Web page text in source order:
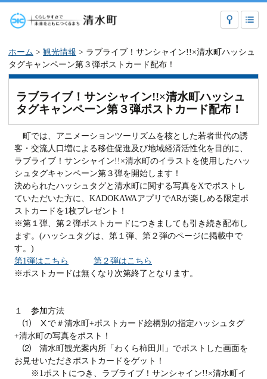
ホーム > 観光情報 > ラブライブ！サンシャイン!!×清水町ハッシュ
タグキャンペーン第３弾ポストカード配布！
ラブライブ！サンシャイン!!×清水町ハッシュ
タグキャンペーン第３弾ポストカード配布！
町では、アニメーションツーリズムを核とした若者世代の誘
客・交流人口増による移住促進及び地域経済活性化を目的に、
ラブライブ！サンシャイン!!×清水町のイラストを使用したハッ
シュタグキャンペーン第３弾を開始します！
決められたハッシュタグと清水町に関する写真をXでポストし
ていただいた方に、KADOKAWAアプリでARが楽しめる限定ポ
ストカードを1枚プレゼント！
※第１弾、第２弾ポストカードにつきましても引き続き配布し
ます。(ハッシュタグは、第１弾、第２弾のページに掲載中で
す。)
第1弾はこちら
第２弾はこちら
※ポストカードは無くなり次第終了となります。
１ 参加方法
⑴ Ⅹで＃清水町+ポストカード絵柄別の指定ハッシュタグ
+清水町の写真をポスト！
⑵ 清水町観光案内所「わくら柿田川」でポストした画面を
お見せいただきポストカードをゲット！
※1ポスト につき、ラブライブ！サンシャイン!!×清水町イ